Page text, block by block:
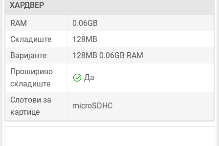
ХАРДВЕР
RAM
0.06GB
Складиште
128MB
Варијанте
128MB 0.06GB RAM
Прошириво
складиште
Да
Слотови за
картице
microSDHC